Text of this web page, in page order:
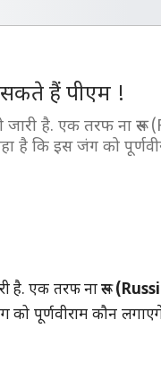
हैं पीएम !
है. एक तरफ ना रूस
है कि इस जंग को
है. एक तरफ ना रूस
पूर्णवीराम कौन